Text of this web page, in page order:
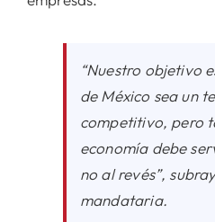
“Nuestro objetivo
de México sea un
competitivo, pero
economía debe
no al revés”,
mandataria.